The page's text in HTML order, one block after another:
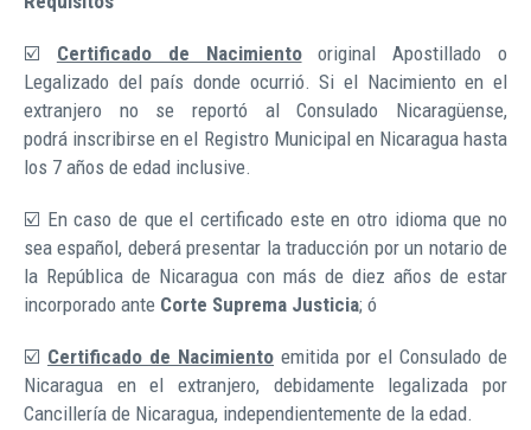
☑️ Certificado de Nacimiento
original Apostillado o
Legalizado del país donde ocurrió. Si el Nacimiento en el
extranjero no se reportó al Consulado Nicaragüense,
podrá inscribirse en el Registro Municipal en Nicaragua hasta
los 7 años de edad inclusive.
☑️ En caso de que el certificado este en otro idioma que no
sea español, deberá presentar la traducción por un notario de
la República de Nicaragua con más de diez años de estar
incorporado ante Corte Suprema Justicia; ó
☑️ Certificado de Nacimiento emitida por el Consulado de
Nicaragua en el extranjero, debidamente legalizada por
Cancillería de Nicaragua, independientemente de la edad.